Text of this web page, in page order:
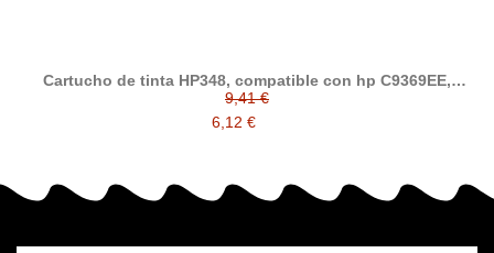
Cartucho de tinta HP348, compatible con hp C9369EE,
Photo
9,41 €
6,12 €